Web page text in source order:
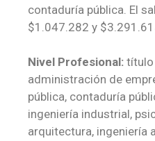
contaduría pública. El
$1.047.282 y
Nivel Profesional: título
administración de
pública, contaduría
ingeniería industrial,
arquitectura, ingeniería